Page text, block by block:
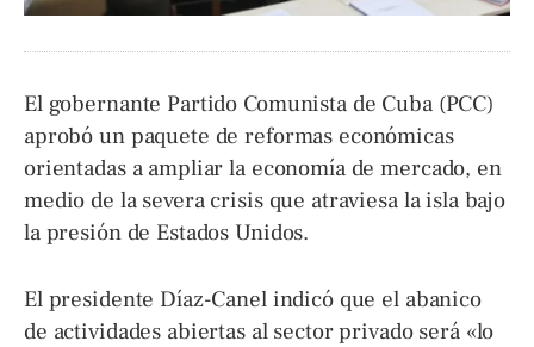
El gobernante Partido Comunista de Cuba (PCC)
aprobó un paquete de reformas económicas
orientadas a ampliar la economía de mercado, en
medio de la severa crisis que atraviesa la isla bajo
la presión de Estados Unidos.
El presidente Díaz-Canel indicó que el abanico
de actividades abiertas al sector privado será «lo